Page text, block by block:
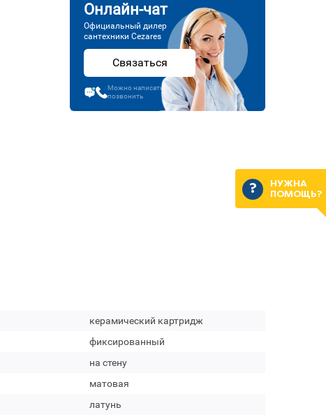
Онлайн-чат
Официальный дилер
сантехники Cezares
Связаться
Можно написать или
позвонить
керамический картридж
фиксированный
на стену
матовая
латунь
НУЖНА
ПОМОЩЬ?